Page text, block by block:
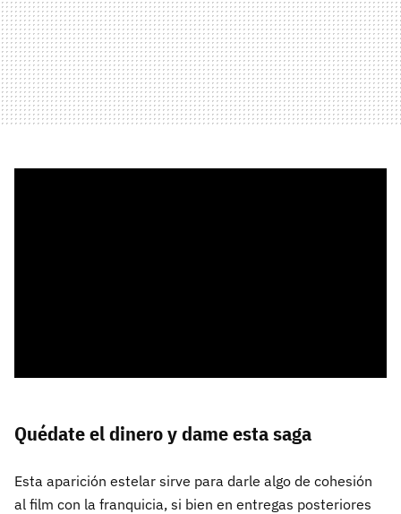
Quédate el dinero y dame esta saga
Esta aparición estelar sirve para darle algo de cohesión
al film con la franquicia, si bien en entregas posteriores